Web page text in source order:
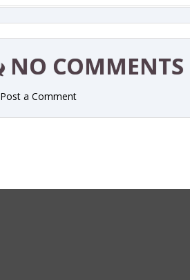
NO COMMENTS
Post a Comment